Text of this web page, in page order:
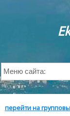
перейти на